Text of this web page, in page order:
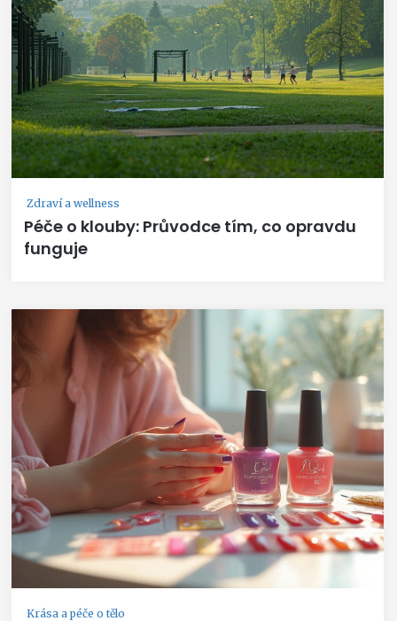
Zdraví a wellness
Péče o klouby: Průvodce tím, co opravdu
funguje
Krása a péče o tělo